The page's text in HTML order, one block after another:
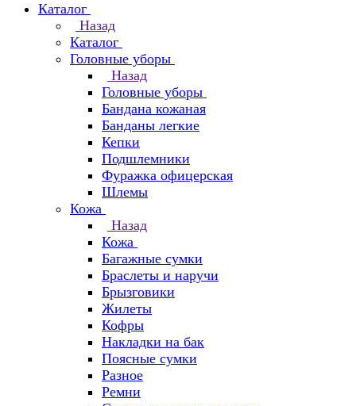
Каталог
Назад
Каталог
Головные уборы
Назад
Головные уборы
Бандана кожаная
Банданы легкие
Кепки
Подшлемники
Фуражка офицерская
Шлемы
Кожа
Назад
Кожа
Багажные сумки
Браслеты и наручи
Брызговики
Жилеты
Кофры
Накладки на бак
Поясные сумки
Разное
Ремни